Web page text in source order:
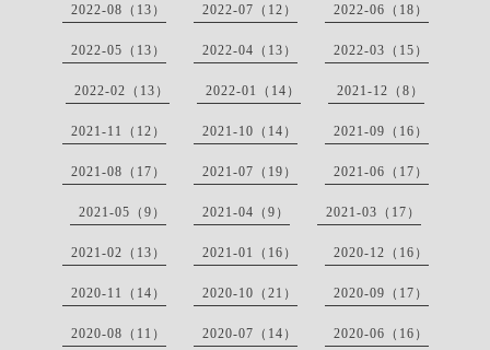
2022-08（13） 2022-07（12） 2022-06（18）
2022-05（13） 2022-04（13） 2022-03（15）
2022-02（13） 2022-01（14） 2021-12（8）
2021-11（12） 2021-10（14） 2021-09（16）
2021-08（17） 2021-07（19） 2021-06（17）
2021-05（9） 2021-04（9） 2021-03（17）
2021-02（13） 2021-01（16） 2020-12（16）
2020-11（14） 2020-10（21） 2020-09（17）
2020-08（11） 2020-07（14） 2020-06（16）